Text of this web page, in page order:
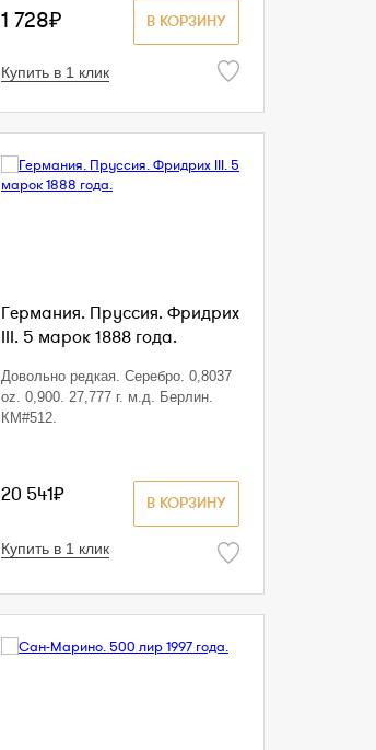
В КОРЗИНУ
1 728₽
Купить в 1 клик
Германия. Пруссия. Фридрих
III. 5 марок 1888 года.
Довольно редкая. Серебро. 0,8037
oz. 0,900. 27,777 г. м.д. Берлин.
КМ#512.
В КОРЗИНУ
20 541₽
Купить в 1 клик